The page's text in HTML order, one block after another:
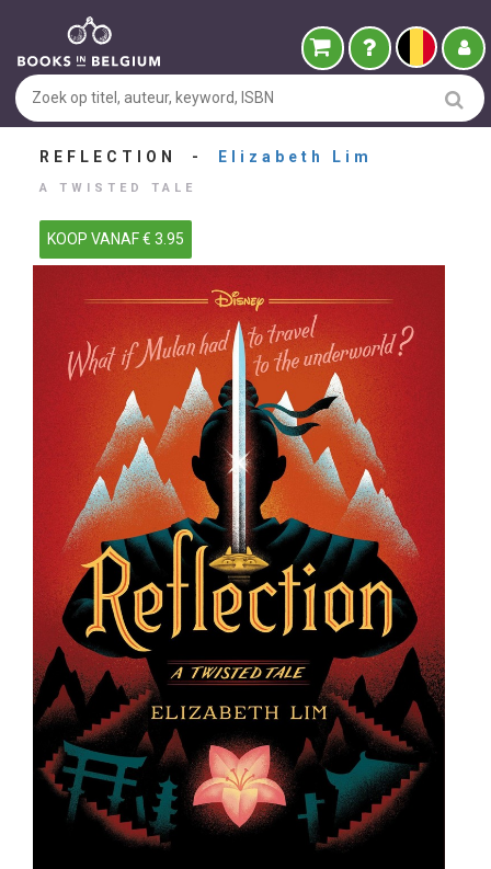
REFLECTION - Elizabeth Lim
A TWISTED TALE
KOOP VANAF € 3.95